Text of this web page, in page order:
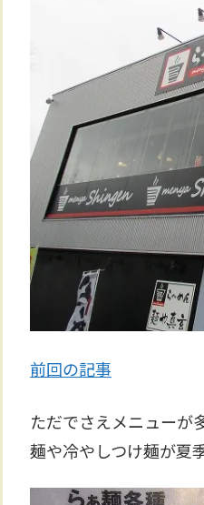
前回の記事
ただでさえメニューが
麺や冷やしつけ麺が夏